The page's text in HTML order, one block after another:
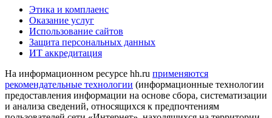
Этика и комплаенс
Оказание услуг
Использование сайтов
Защита персональных данных
ИТ аккредитация
На информационном ресурсе hh.ru применяются
рекомендательные технологии (информационные технологии
предоставления информации на основе сбора, систематизации
и анализа сведений, относящихся к предпочтениям